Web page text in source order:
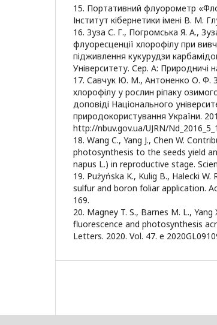
15. Портативний флуорометр
Інститут кібернетики імені В. М.
16. Зуза С. Г., Погромська Я. А.,
флуоресценції хлорофілу при
підживлення кукурудзи
Університету. Сер. А: Природничі
17. Савчук Ю. М., Антоненко О. Ф.
хлорофілу у рослин ріпаку
доповіді Національного
природокористування України.
http://nbuv.gov.ua/UJRN/
18. Wang C., Yang J., Chen W.
photosynthesis to the seeds yield
napus L.) in reproductive stage.
19. Pużyńska K., Kulig B., Halecki
sulfur and boron foliar application.
169.
20. Magney T. S., Barnes M. L.,
fluorescence and photosynthesis
Letters. 2020. Vol. 47. e